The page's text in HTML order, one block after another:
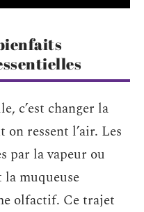
c’est changer la
ressent l’air. Les
par la vapeur ou
la muqueuse
olfactif. Ce trajet